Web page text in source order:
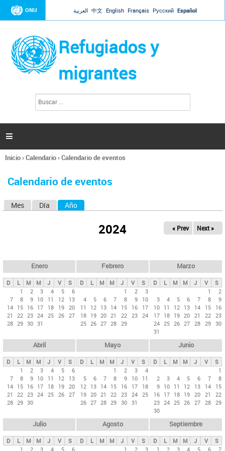
Jump to navigation
ONU العربية 中文 English Français Русский Español
Refugiados y
migrantes
l
d
s

Se
usted
Inicio›Calendario›Calendario de eventos
Calendario de eventos
s
p
n
c
i
p
e
Mes Día Año
2024 « Prev Next »
Enero
D L M M J V
S
1
2 3 4 5
6
7
8 9 10 11 12
13
14 15 16 17 18 19 20
21
22 23 24 25 26 27
28 29 30 31
Febrero
D L M M J V
S
1
2
3
4
5 6 7 8 9
10
11
12 13 14 15 16
17
18 19 20 21 22 23 24
25 26 27 28 29
Marzo
D L M M J V
S
1
2
3
4 5 6 7 8
9
10 11 12 13 14 15
16
17 18 19 20 21 22 23
24 25 26 27 28 29 30
31
Abril
D L M M J V
S
1
2 3 4 5
6
7
8 9 10 11 12
13
14 15 16 17 18 19 20
21
22 23 24 25 26 27
28 29 30
Mayo
D L M M J V
S
1
2 3
4
5
6 7 8 9 10
11
12 13 14 15 16 17
18
19 20 21 22 23 24 25
26 27 28 29 30 31
Junio
D L M M J V
S
1
2
3 4 5 6 7
8
9 10 11 12 13 14
15
16 17 18 19 20 21
22
23 24 25 26 27 28 29
30
Julio
D L M M J V
S
1
2 3 4 5 6
Agosto
D L M M J V
S
1
2 3
Septiembre
D L M M J V
S
1
2 3 4 5 6 7